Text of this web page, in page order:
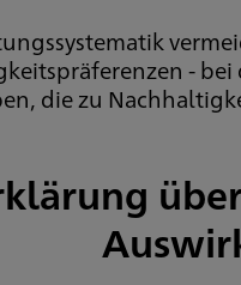
-
die zu